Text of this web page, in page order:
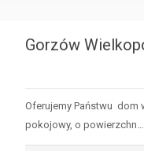
Gorzów
Oferujemy Państwu
pokojowy, o powierzchn…